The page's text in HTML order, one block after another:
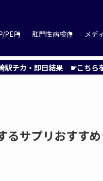
PEP) 肛門性病検査 メデ
駅チカ・即日結果 ☛こち
るサプリおすす